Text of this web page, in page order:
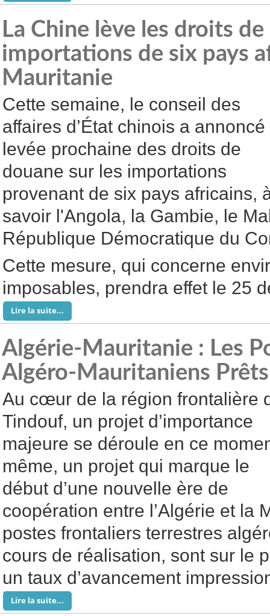
La Chine lève les droits
importations de six pays
Mauritanie
Cette semaine, le conseil des
affaires d’État chinois a annoncé
levée prochaine des droits de
douane sur les importations
provenant de six pays africains,
savoir l'Angola, la Gambie, le
République Démocratique du
Cette mesure, qui concerne
imposables, prendra effet le 25
Lire la suite...
Algérie-Mauritanie : Les
Algéro-Mauritaniens
Au cœur de la région frontalière
Tindouf, un projet d’importance
majeure se déroule en ce
même, un projet qui marque le
début d’une nouvelle ère de
coopération entre l’Algérie et la
postes frontaliers terrestres
cours de réalisation, sont sur le
un taux d’avancement
Lire la suite...